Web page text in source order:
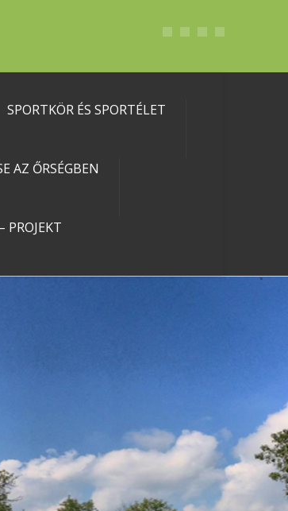
SPORTKÖR ÉS SPORTÉLET
AZ ŐRSÉGBEN
PROJEKT